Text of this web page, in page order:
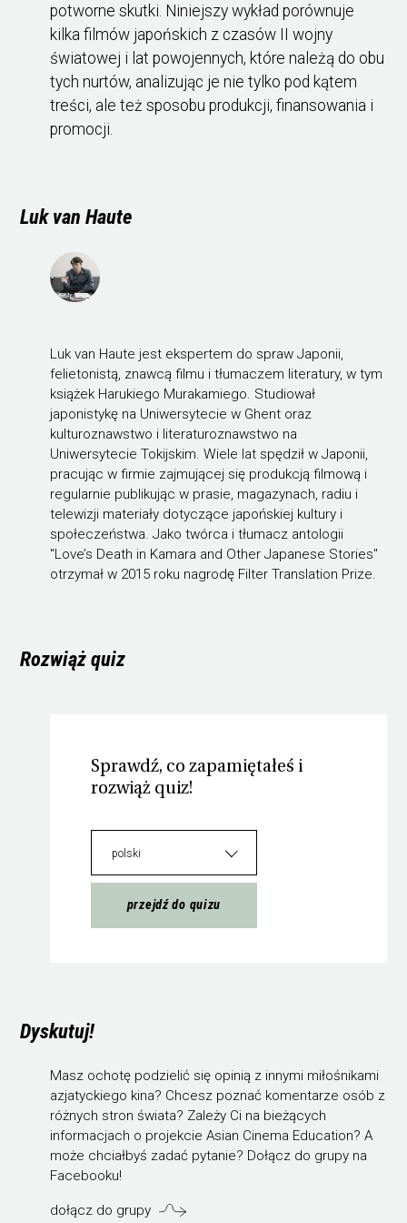
potworne skutki. Niniejszy wykład porównuje
kilka filmów japońskich z czasów II wojny
światowej i lat powojennych, które należą do obu
tych nurtów, analizując je nie tylko pod kątem
treści, ale też sposobu produkcji, finansowania i
promocji.
Luk van Haute
Luk van Haute jest ekspertem do spraw Japonii,
felietonistą, znawcą filmu i tłumaczem literatury, w tym
książek Harukiego Murakamiego. Studiował
japonistykę na Uniwersytecie w Ghent oraz
kulturoznawstwo i literaturoznawstwo na
Uniwersytecie Tokijskim. Wiele lat spędził w Japonii,
pracując w firmie zajmującej się produkcją filmową i
regularnie publikując w prasie, magazynach, radiu i
telewizji materiały dotyczące japońskiej kultury i
społeczeństwa. Jako twórca i tłumacz antologii
"Love’s Death in Kamara and Other Japanese Stories"
otrzymał w 2015 roku nagrodę Filter Translation Prize.
Rozwiąż quiz
Sprawdź, co zapamiętałeś i
rozwiąż quiz!
polski
przejdź do quizu
Dyskutuj!
Masz ochotę podzielić się opinią z innymi miłośnikami
azjatyckiego kina? Chcesz poznać komentarze osób z
różnych stron świata? Zależy Ci na bieżących
informacjach o projekcie Asian Cinema Education? A
może chciałbyś zadać pytanie? Dołącz do grupy na
Facebooku!
dołącz do grupy